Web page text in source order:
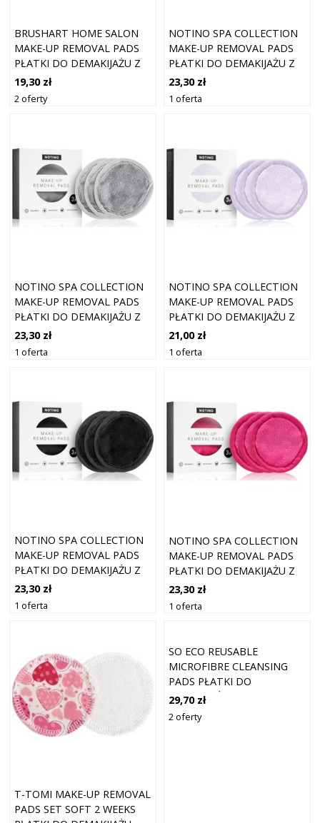
BRUSHART HOME SALON
MAKE-UP REMOVAL PADS
PŁATKI DO DEMAKIJAŻU Z
MIKROFIBRY
WIELOKROTNEGO UŻYTKU
19,30 zł
2 oferty
NOTINO SPA COLLECTION
MAKE-UP REMOVAL PADS
PŁATKI DO DEMAKIJAŻU Z
MIKROFIBRY
WIELOKROTNEGO UŻYTKU
23,30 zł
1 oferta
NOTINO SPA COLLECTION
MAKE-UP REMOVAL PADS
PŁATKI DO DEMAKIJAŻU Z
MIKROFIBRY
WIELOKROTNEGO UŻYTKU
23,30 zł
1 oferta
NOTINO SPA COLLECTION
MAKE-UP REMOVAL PADS
PŁATKI DO DEMAKIJAŻU Z
MIKROFIBRY
WIELOKROTNEGO UŻYTKU
21,00 zł
1 oferta
NOTINO SPA COLLECTION
MAKE-UP REMOVAL PADS
PŁATKI DO DEMAKIJAŻU Z
MIKROFIBRY
WIELOKROTNEGO UŻYTKU
23,30 zł
1 oferta
NOTINO SPA COLLECTION
MAKE-UP REMOVAL PADS
PŁATKI DO DEMAKIJAŻU Z
MIKROFIBRY
WIELOKROTNEGO UŻYTKU
23,30 zł
1 oferta
T-TOMI MAKE-UP REMOVAL
PADS SET SOFT 2 WEEKS
SO ECO REUSABLE
MICROFIBRE CLEANSING
PADS PŁATKI DO
DEMAKIJAŻU Z MIKROFIBRY
WIELOKROTNEGO UŻYTKU
7 SZT.
29,70 zł
2 oferty